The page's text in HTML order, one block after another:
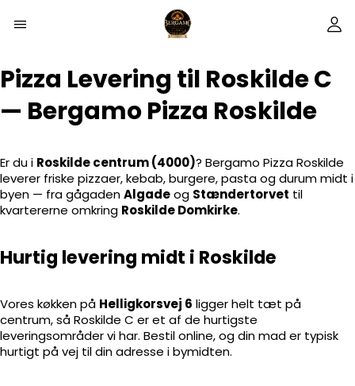
Pizza Levering til Roskilde C
— Bergamo Pizza Roskilde
Er du i Roskilde centrum (4000)? Bergamo Pizza Roskilde
leverer friske pizzaer, kebab, burgere, pasta og durum midt i
byen — fra gågadenAlgadeog Stændertorvet til
kvartererne omkring Roskilde Domkirke.
Hurtig levering midt i Roskilde
Vores køkken på Helligkorsvej 6 ligger helt tæt på
centrum, så Roskilde C er et af de hurtigste
leveringsområder vi har. Bestil online, og din mad er typisk
hurtigt på vej til din adresse i bymidten.